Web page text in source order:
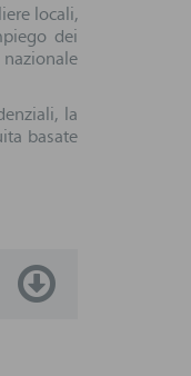
locali,
dei
la
basate